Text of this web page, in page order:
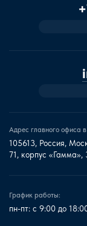
Адрес главного офиса
105613, Россия,
71, корпус
График работы:
пн-пт: с 9:00 до